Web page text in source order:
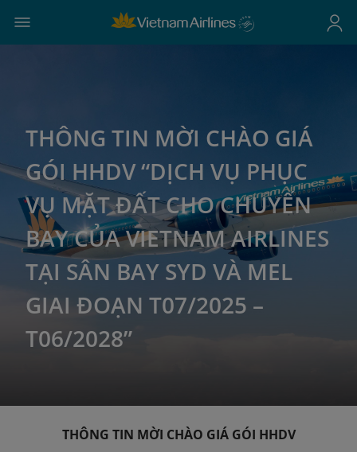
THÔNG TIN MỜI CHÀO GIÁ
GÓI HHDV “DỊCH VỤ PHỤC
VỤ MẶT ĐẤT CHO CHUYẾN
BAY CỦA VIETNAM AIRLINES
TẠI SÂN BAY SYD VÀ MEL
GIAI ĐOẠN T07/2025 –
T06/2028”
THÔNG TIN MỜI CHÀO GIÁGÓI HHDV